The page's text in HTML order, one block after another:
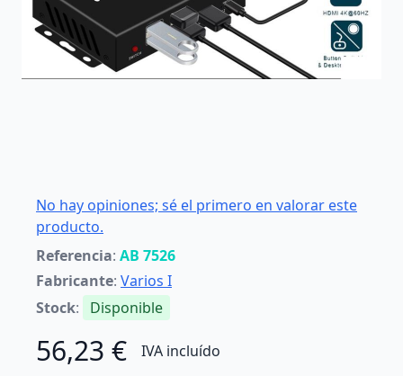
No hay opiniones; sé el primero en valorar este
producto.
Referencia: AB 7526
Fabricante: Varios I
Stock: Disponible
56,23 € IVA incluído